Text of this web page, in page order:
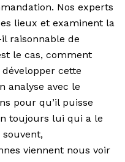
Nos experts
lieux et examinent la
raisonnable de
le cas, comment
cette
analyse avec le
pour qu’il puisse
toujours lui qui a le
viennent nous voir